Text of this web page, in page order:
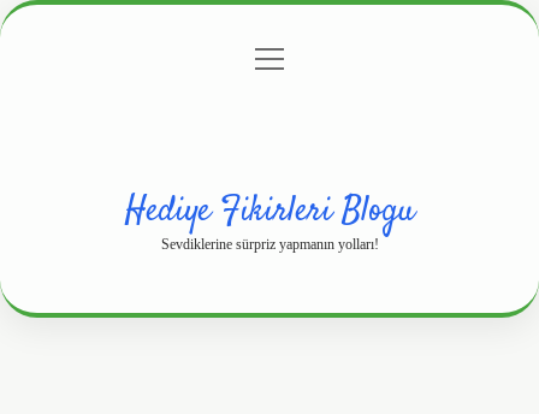
Gizlilik Politikası
menüyü
Hediye Fikirleri Blogu
Sevdiklerine sürpriz yapmanın yolları!